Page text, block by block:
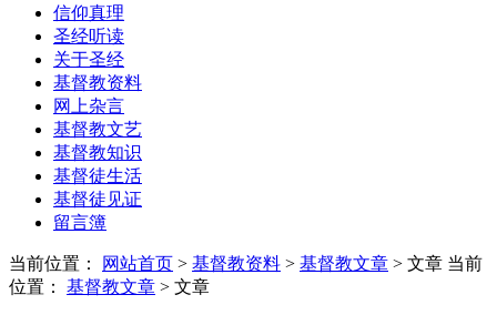
信仰真理
圣经听读
关于圣经
基督教资料
网上杂言
基督教文艺
基督教知识
基督徒生活
基督徒见证
留言簿
当前位置： 网站首页 > 基督教资料 > 基督教文章 > 文章 当前
位置： 基督教文章 > 文章